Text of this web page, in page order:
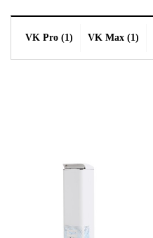
VK Pro (1) VK Max (1)